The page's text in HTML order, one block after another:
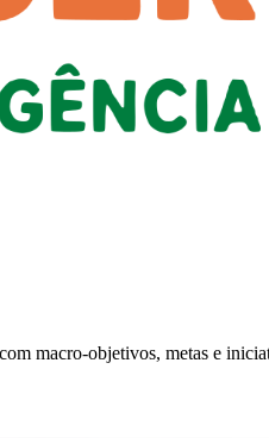
macro-objetivos, metas e